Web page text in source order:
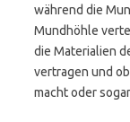
während die
Mundhöhle
die Materialien
vertragen und
macht oder